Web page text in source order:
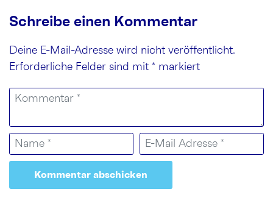
Schreibe einen Kommentar
Deine E-Mail-Adresse wird nicht veröffentlicht.
Erforderliche Felder sind mit * markiert